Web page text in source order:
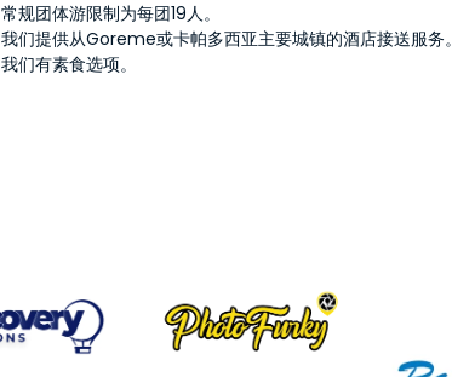
常规团体游限制为每团19人。
我们提供从Goreme或卡帕多西亚主要城镇的酒店接送服务。
我们有素食选项。